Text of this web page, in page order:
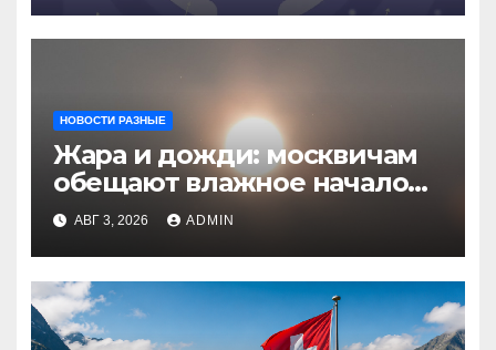
НОВОСТИ РАЗНЫЕ
Жара и дожди: москвичам
обещают влажное начало
августа
АВГ 3, 2026 ADMIN